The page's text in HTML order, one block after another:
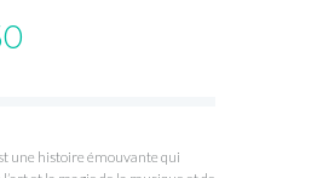
une histoire émouvante qui